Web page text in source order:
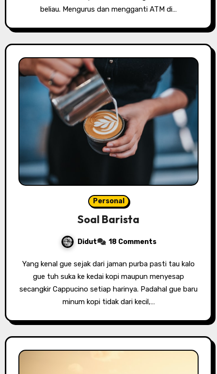
beliau. Mengurus dan mengganti ATM di…
Personal
Soal Barista
Didut 18 Comments
Yang kenal gue sejak dari jaman purba pasti tau kalo
gue tuh suka ke kedai kopi maupun menyesap
secangkir Cappucino setiap harinya. Padahal gue baru
minum kopi tidak dari kecil,…